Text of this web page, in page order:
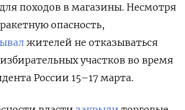
походов в магазины. Несмотря
опасность,
жителей не отказываться
участков во время
России 15–17 марта.